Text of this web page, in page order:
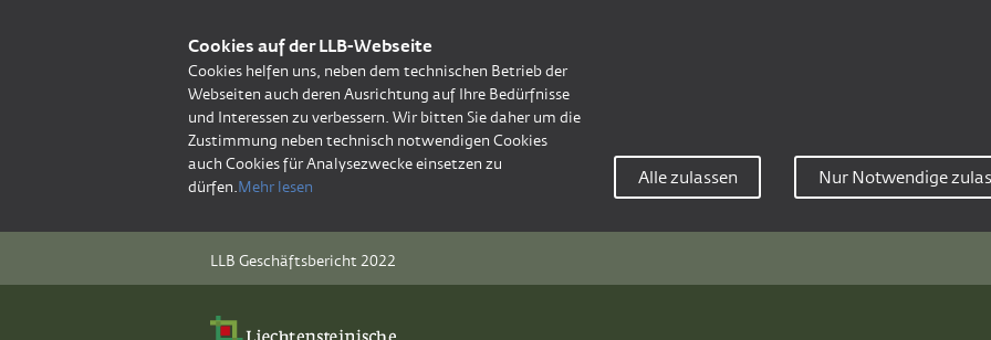
Cookies auf der LLB-Webseite
Cookies helfen uns, neben dem technischen Betrieb der
Webseiten auch deren Ausrichtung auf Ihre Bedürfnisse
und Interessen zu verbessern. Wir bitten Sie daher um die
Zustimmung neben technisch notwendigen Cookies
auch Cookies für Analysezwecke einsetzen zu
dürfen. Mehr lesen
Alle zulassen Nur Notwendige
LLB Geschäftsbericht 2022